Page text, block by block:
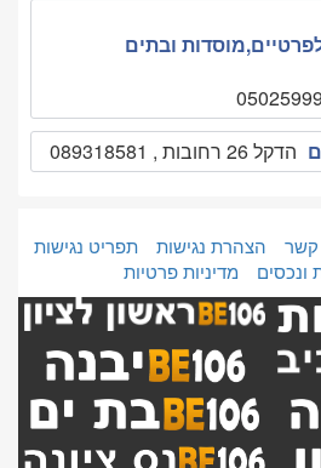
ובתים
הדקל 26 רחובות , 089318581
קשר הצהרת נגישות
תפריט נגישות
ונכסים
מדיניות פרטיות